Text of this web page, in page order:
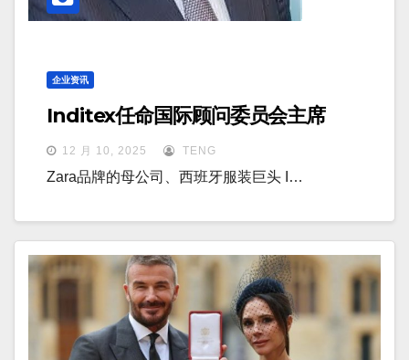
企业资讯
Inditex任命国际顾问委员会主席
12 月 10, 2025 TENG
Zara品牌的母公司、西班牙服装巨头 I…